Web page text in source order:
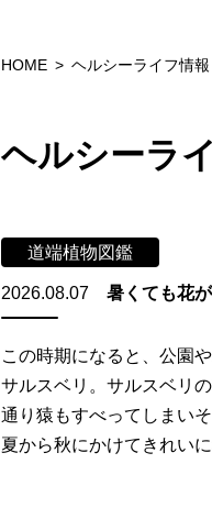
HOME ヘルシーライフ情報
ヘルシーラ
道端植物図鑑
2026.08.07 暑くても花
この時期になると、公園
サルスベリ。サルスベリ
通り猿もすべってしまい
夏から秋にかけてきれい